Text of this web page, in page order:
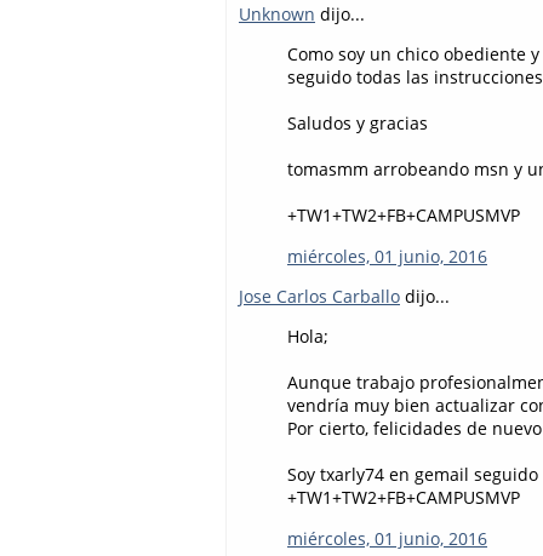
Unknown dijo...
Como soy un chico obediente
seguido todas las
Saludos y gracias
tomasmm arrobeando msn y
+TW1+TW2+FB+CAMPUSMVP
miércoles, 01 junio, 2016
Jose Carlos Carballo dijo...
Hola;
Aunque trabajo
vendría muy bien actualizar
Por cierto, felicidades de
Soy txarly74 en gemail
+TW1+TW2+FB+CAMPUSMVP
miércoles, 01 junio, 2016